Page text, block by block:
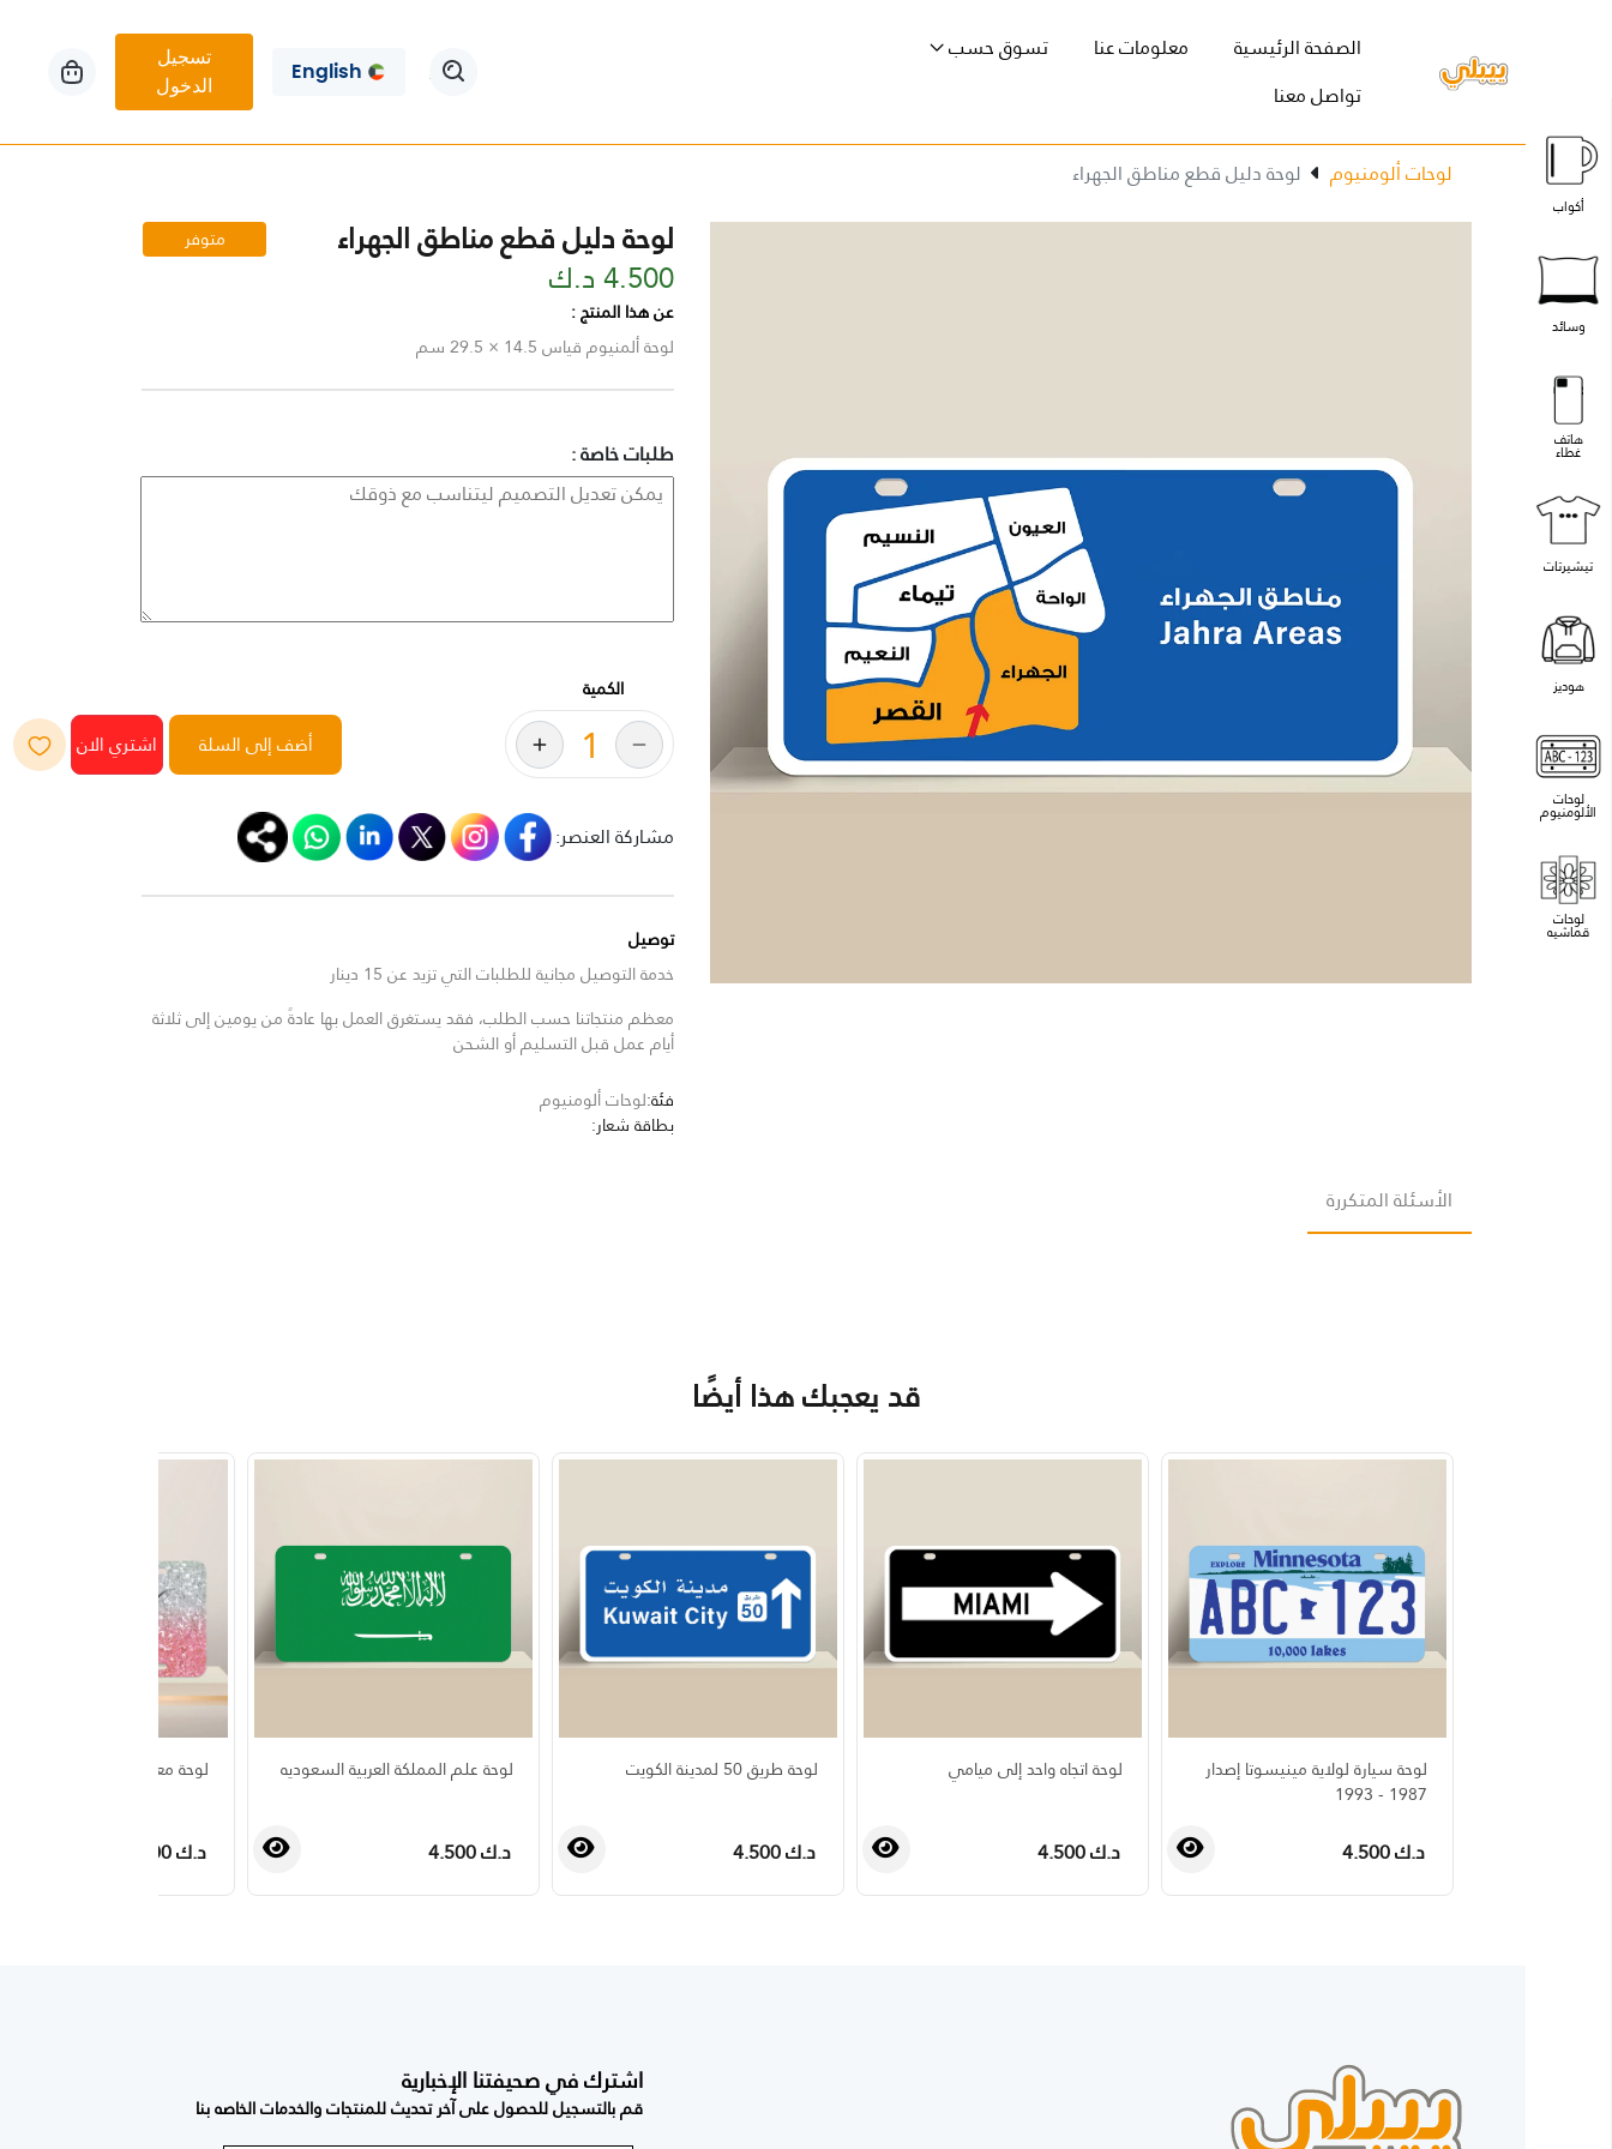
أكواب
وسائد
هاتف
غطاء
تيشيرتات
هوديز
لوحات
الألومنيوم
لوحات
قماشيه
الصفحة الرئيسية
(current) معلومات عنا
تسوق حسب
تواصل معنا
English
تسجيل
الدخول
لوحات ألومنيوم لوحة دليل قطع مناطق الجهراء
لوحة دليل قطع مناطق الجهراء متوفر
4.500 د.ك
عن هذا المنتج :
لوحة ألمنيوم قياس 14.5 × 29.5 سم
طلبات خاصة :
الكمية
أضف إلى السلة
مشاركة العنصر:
توصيل
خدمة التوصيل مجانية للطلبات التي تزيد عن 15 دينار
معظم منتجاتنا حسب الطلب، فقد يستغرق العمل بها عادةً من يومين إلى ثلاثة
أيام عمل قبل التسليم أو الشحن
فئة:لوحات ألومنيوم
بطاقة شعار:
الأسئلة المتكررة
قد يعجبك هذا أيضًا
لوحة سيارة لولاية مينيسوتا إصدار
1987 - 1993
د.ك 4.500
لوحة اتجاه واحد إلى ميامي
د.ك 4.500
لوحة طريق 50 لمدينة الكويت
د.ك 4.500
لوحة علم المملكة العربية السعوديه
د.ك 4.500
لوحة معدنية
د.ك 4.500
اشترك في صحيفتنا الإخبارية
قم بالتسجيل للحصول على آخر تحديث للمنتجات والخدمات الخاصه بنا